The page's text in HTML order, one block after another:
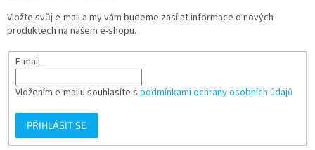
Vložte svůj e-mail a my vám budeme zasílat informace o nových
produktech na našem e-shopu.
E-mail
Vložením e-mailu souhlasíte s podmínkami ochrany osobních údajů
PŘIHLÁSIT SE